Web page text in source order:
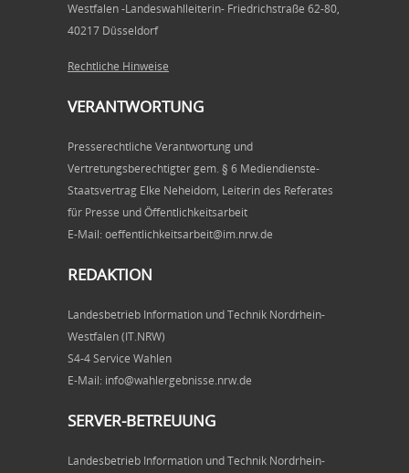
Westfalen -Landeswahlleiterin- Friedrichstraße 62-80,
40217 Düsseldorf
Rechtliche Hinweise
VERANTWORTUNG
Presserechtliche Verantwortung und
Vertretungsberechtigter gem. § 6 Mediendienste-
Staatsvertrag Elke Neheidom, Leiterin des Referates
für Presse und Öffentlichkeitsarbeit
E-Mail: oeffentlichkeitsarbeit@im.nrw.de
REDAKTION
Landesbetrieb Information und Technik Nordrhein-
Westfalen (IT.NRW)
S4-4 Service Wahlen
E-Mail: info@wahlergebnisse.nrw.de
SERVER-BETREUUNG
Landesbetrieb Information und Technik Nordrhein-